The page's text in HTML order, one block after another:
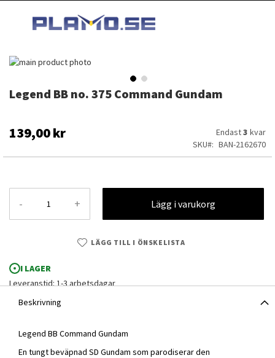
INNEHÅLLET
Legend BB no. 375 Command Gundam
139,00 kr Endast3 kvar
SKU
BAN-2162670
- + Lägg i varukorg
LÄGG TILL I ÖNSKELISTA
I LAGER
Leveranstid: 1-3 arbetsdagar
Hoppa
av
Hoppa
av
bildgalleriet
Beskrivning
Legend BB Command Gundam
En tungt beväpnad SD Gundam som parodiserar den